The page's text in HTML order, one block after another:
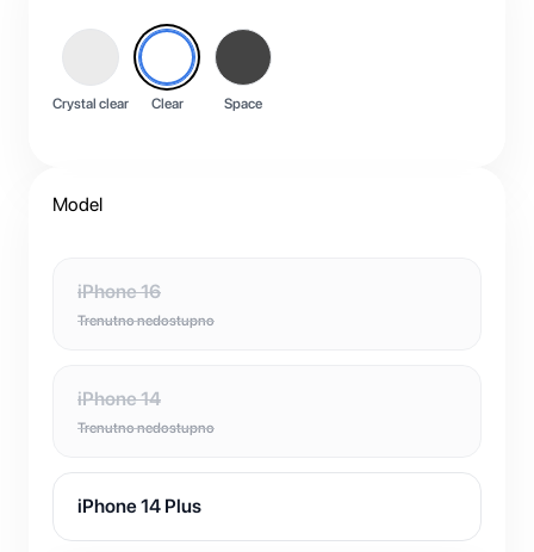
Crystal clear Clear Space
Model
iPhone 16
Trenutno nedostupno
iPhone 14
Trenutno nedostupno
iPhone 14 Plus